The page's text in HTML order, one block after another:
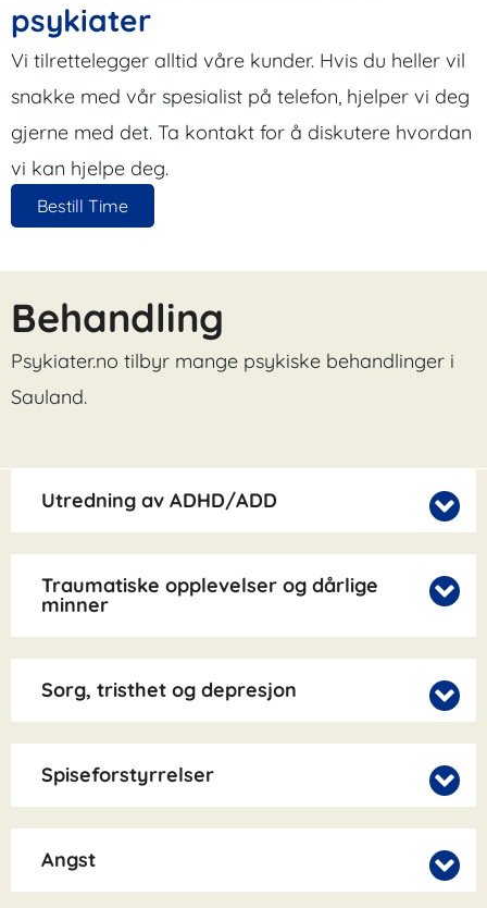
psykiater
Vi tilrettelegger alltid våre kunder. Hvis du heller vil
snakke med vår spesialist på telefon, hjelper vi deg
gjerne med det. Ta kontakt for å diskutere hvordan
vi kan hjelpe deg.
Bestill Time
Behandling
Psykiater.no tilbyr mange psykiske behandlinger i
Sauland.
Utredning av ADHD/ADD
Traumatiske opplevelser og dårlige
minner
Sorg, tristhet og depresjon
Spiseforstyrrelser
Angst